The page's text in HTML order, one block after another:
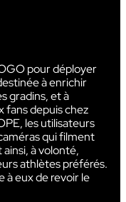
pour déployer
à enrichir
gradins, et à
fans depuis chez
les utilisateurs
qui filment
à volonté,
athlètes préférés.
à eux de revoir le